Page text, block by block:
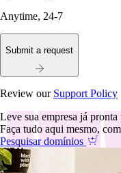
Anytime, 24-7
Submit a request
Review our Support Policy
Leve sua empresa já
Faça tudo aqui mesmo,
Pesquisar domínios